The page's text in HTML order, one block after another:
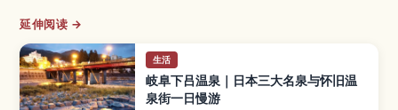
延伸阅读 →
生活
岐阜下吕温泉｜日本三大名泉与怀旧温
泉街一日慢游